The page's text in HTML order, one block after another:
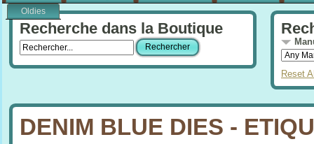
Oldies
Recherche dans la Boutique
Reset
DENIM BLUE DIES -